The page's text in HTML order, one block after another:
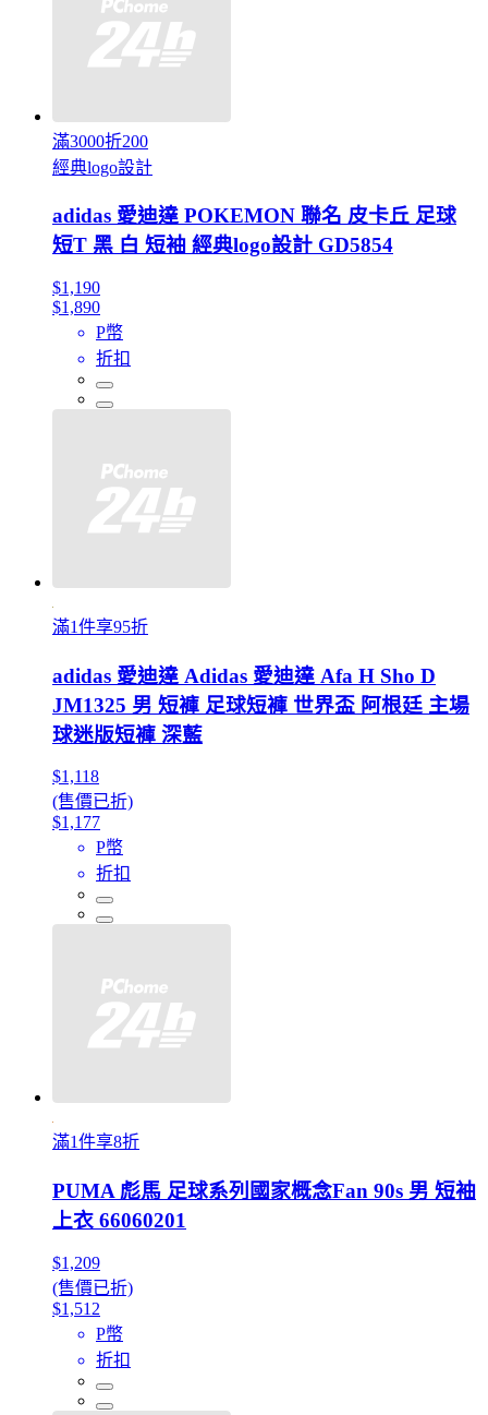
滿3000折200
經典logo設計
adidas 愛迪達 POKEMON 聯名 皮卡丘 足球
短T 黑 白 短袖 經典logo設計 GD5854
$1,190
$1,890
P幣
折扣
滿1件享95折
adidas 愛迪達 Adidas 愛迪達 Afa H Sho D
JM1325 男 短褲 足球短褲 世界盃 阿根廷 主場
球迷版短褲 深藍
$1,118
(售價已折)
$1,177
P幣
折扣
滿1件享8折
PUMA 彪馬 足球系列國家概念Fan 90s 男 短袖
上衣 66060201
$1,209
(售價已折)
$1,512
P幣
折扣